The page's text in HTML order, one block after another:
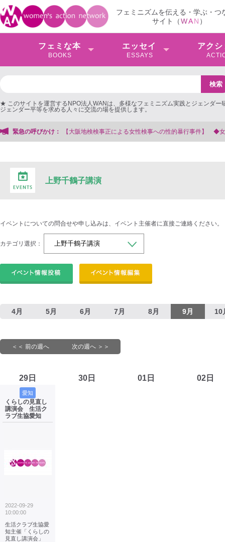
フェミニズムを伝える・学ぶ・つ
サイト（WAN ）
フェミな本
BOOKS
エッセイ
ESSAYS
アクシ
★ このサイトを運営するNPO法人WANは、多様なフェミニズム実践とジェンダー
ジェンダー平等を求める人々に交流の場を提供します。
緊急の呼びかけ：
【大阪地検検事正による女性検事への性的暴行事件】 ◆女性検事を支
上野千鶴子講演
イベントについての問合せや申し込みは、イベント主催者に直接ご連絡ください。
カテゴリ選択：
4月 5月 6月 7月 8月 9月 10
＜＜ 前の週へ 次の週へ ＞＞
29日
愛知
くらしの見直し
講演会 生活ク
ラブ生協愛知
2022-09-29
10:00:00
生活クラブ生協愛
知主催「くらしの
見直し講演会」
30日 01日 02日